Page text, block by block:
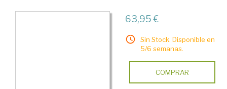
63,95 €
Sin Stock. Disponible en
5/6 semanas.
COMPRAR